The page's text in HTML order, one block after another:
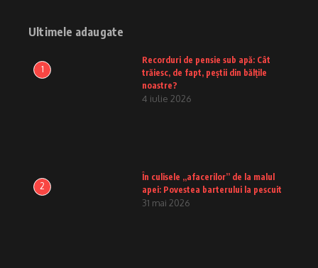
Ultimele adaugate
1
Recorduri de pensie sub apă: Cât
trăiesc, de fapt, peștii din bălțile
noastre?
4 iulie 2026
2
În culisele „afacerilor” de la malul
apei: Povestea barterului la pescuit
31 mai 2026